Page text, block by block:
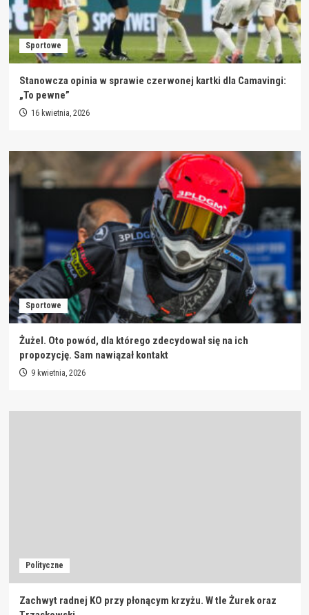
Sportowe
Stanowcza opinia w sprawie czerwonej kartki dla Camavingi:
„To pewne”
16 kwietnia, 2026
Sportowe
Żużel. Oto powód, dla którego zdecydował się na ich
propozycję. Sam nawiązał kontakt
9 kwietnia, 2026
Polityczne
Zachwyt radnej KO przy płonącym krzyżu. W tle Żurek oraz